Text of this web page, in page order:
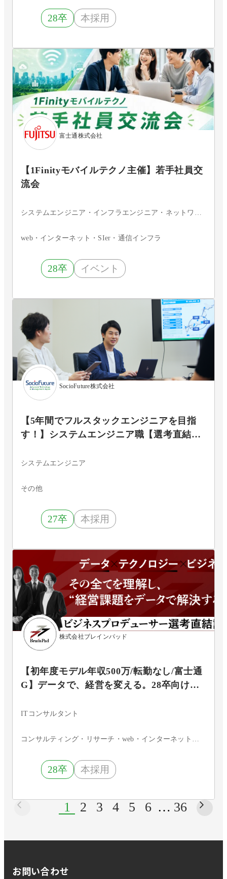
28卒 本採用
富士通株式会社
【1Finityモバイルテクノ主催】若手社員交
流会
web・インターネット・SIer・通信インフラ
28卒 イベント
SocioFuture株式会社
【5年間でフルスタックエンジニアを目指
す！】システムエンジニア職【選考直結セ
システムエンジニア
その他
27卒 本採用
株式会社ブレインパッド
【初年度モデル年収500万/転勤なし/富士通
G】データで、経営を変える。28卒向けビ
レインパッド
ITコンサルタント
28卒 本採用
1 2 3 4 5 6 … 36
お問い合わせ